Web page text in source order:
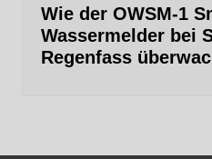
Wie der OWSM‑1
Wassermelder bei
Regenfass